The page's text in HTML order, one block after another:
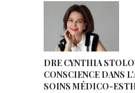
DRE CYNTHIA
CONSCIENCE DANS
SOINS MÉDICO-